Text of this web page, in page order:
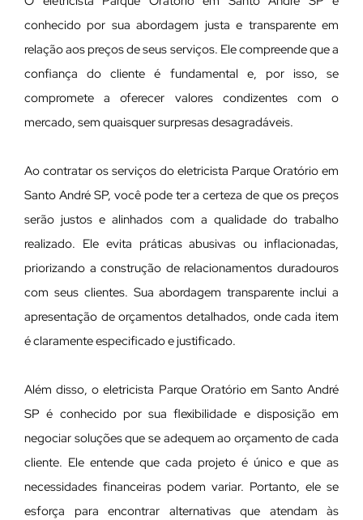
conhecido por sua abordagem justa e transparente em
relação aos preços de seus serviços. Ele compreende que a
confiança do cliente é fundamental e, por isso, se
compromete a oferecer valores condizentes com o
mercado, sem quaisquer surpresas desagradáveis.
Ao contratar os serviços do eletricista Parque Oratório em
Santo André SP, você pode ter a certeza de que os preços
serão justos e alinhados com a qualidade do trabalho
realizado. Ele evita práticas abusivas ou inflacionadas,
priorizando a construção de relacionamentos duradouros
com seus clientes. Sua abordagem transparente inclui a
apresentação de orçamentos detalhados, onde cada item
é claramente especificado e justificado.
Além disso, o eletricista Parque Oratório em Santo André
SP é conhecido por sua flexibilidade e disposição em
negociar soluções que se adequem ao orçamento de cada
cliente. Ele entende que cada projeto é único e que as
necessidades financeiras podem variar. Portanto, ele se
esforça para encontrar alternativas que atendam às